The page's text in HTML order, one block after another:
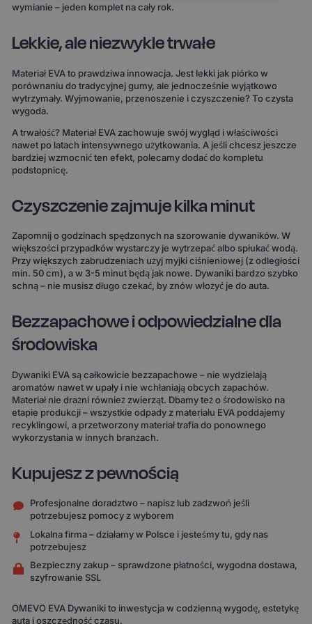
wymianie – jeden komplet na cały rok.
Lekkie, ale niezwykle trwałe
Materiał EVA to prawdziwa innowacja. Jest lekki jak piórko w
porównaniu do tradycyjnej gumy, ale jednocześnie wyjątkowo
wytrzymały. Wyjmowanie, przenoszenie i czyszczenie? To czysta
wygoda.
A trwałość? Materiał EVA zachowuje swój wygląd i właściwości
nawet po latach intensywnego użytkowania. A jeśli chcesz jeszcze
bardziej wzmocnić ten efekt, polecamy dodać do kompletu
podstopnicę.
Czyszczenie zajmuje kilka minut
Zapomnij o godzinach spędzonych na szorowanie dywaników. W
większości przypadków wystarczy je wytrzepać albo spłukać wodą.
Przy większych zabrudzeniach użyj myjki ciśnieniowej (z odległości
min. 50 cm), a w 3-5 minut będą jak nowe. Dywaniki bardzo szybko
schną – nie musisz długo czekać, by znów włożyć je do auta.
Bezzapachowe i odpowiedzialne dla
środowiska
Dywaniki EVA są całkowicie bezzapachowe – nie wydzielają
aromatów nawet w upały i nie wchłaniają obcych zapachów.
Materiał nie drażni również zwierząt. Dbamy też o środowisko na
etapie produkcji – wszystkie odpady z materiału EVA poddajemy
recyklingowi, a przetworzony materiał trafia do ponownego
wykorzystania w innych branżach.
Kupujesz z pewnością
Profesjonalne doradztwo – napisz lub zadzwoń jeśli
potrzebujesz pomocy z wyborem
Lokalna firma – działamy w Polsce i jesteśmy tu, gdy nas
potrzebujesz
Bezpieczny zakup – sprawdzone płatności, wygodna dostawa,
szyfrowanie SSL
OMEVO EVA Dywaniki to inwestycja w codzienną wygodę, estetykę
auta i oszczędność czasu.